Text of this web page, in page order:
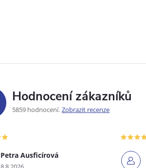
Hodnocení zákazníků
5859 hodnocení Zobrazit recenze
Petra Ausficírová